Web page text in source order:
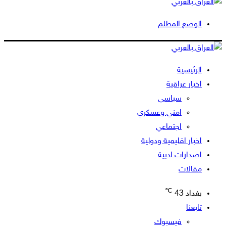
الوضع المظلم
الرئيسية
اخبار عراقية
سياسي
امني وعسكري
اجتماعي
اخبار اقليمية ودولية
اصدارات ادبية
مقالات
بغداد 43
℃
تابعنا
فيسبوك